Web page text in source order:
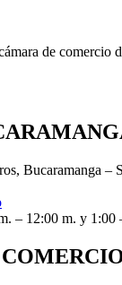
de
Bucaramanga –
– 12:00 m. y 1:00